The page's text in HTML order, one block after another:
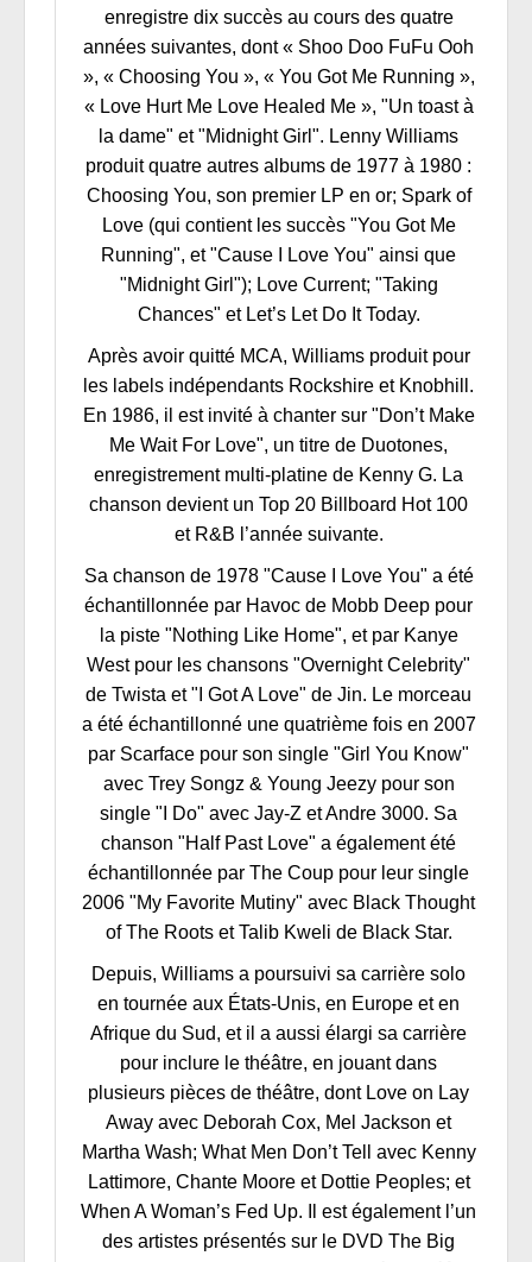
enregistre dix succès au cours des quatre
années suivantes, dont « Shoo Doo FuFu Ooh
», « Choosing You », « You Got Me Running »,
« Love Hurt Me Love Healed Me », "Un toast à
la dame" et "Midnight Girl". Lenny Williams
produit quatre autres albums de 1977 à 1980 :
Choosing You, son premier LP en or; Spark of
Love (qui contient les succès "You Got Me
Running", et "Cause I Love You" ainsi que
"Midnight Girl"); Love Current; "Taking
Chances" et Let’s Let Do It Today.
Après avoir quitté MCA, Williams produit pour
les labels indépendants Rockshire et Knobhill.
En 1986, il est invité à chanter sur "Don’t Make
Me Wait For Love", un titre de Duotones,
enregistrement multi-platine de Kenny G. La
chanson devient un Top 20 Billboard Hot 100
et R&B l’année suivante.
Sa chanson de 1978 "Cause I Love You" a été
échantillonnée par Havoc de Mobb Deep pour
la piste "Nothing Like Home", et par Kanye
West pour les chansons "Overnight Celebrity"
de Twista et "I Got A Love" de Jin. Le morceau
a été échantillonné une quatrième fois en 2007
par Scarface pour son single "Girl You Know"
avec Trey Songz & Young Jeezy pour son
single "I Do" avec Jay-Z et Andre 3000. Sa
chanson "Half Past Love" a également été
échantillonnée par The Coup pour leur single
2006 "My Favorite Mutiny" avec Black Thought
of The Roots et Talib Kweli de Black Star.
Depuis, Williams a poursuivi sa carrière solo
en tournée aux États-Unis, en Europe et en
Afrique du Sud, et il a aussi élargi sa carrière
pour inclure le théâtre, en jouant dans
plusieurs pièces de théâtre, dont Love on Lay
Away avec Deborah Cox, Mel Jackson et
Martha Wash; What Men Don’t Tell avec Kenny
Lattimore, Chante Moore et Dottie Peoples; et
When A Woman’s Fed Up. Il est également l’un
des artistes présentés sur le DVD The Big